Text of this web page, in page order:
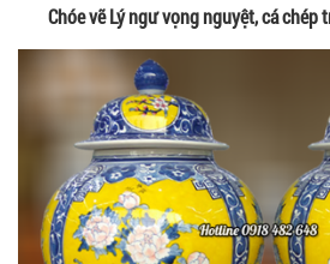
Chóe vẽ Lý ngư vọng nguyệt, cá chép